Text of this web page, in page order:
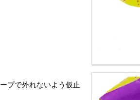
プで外れないよう仮止